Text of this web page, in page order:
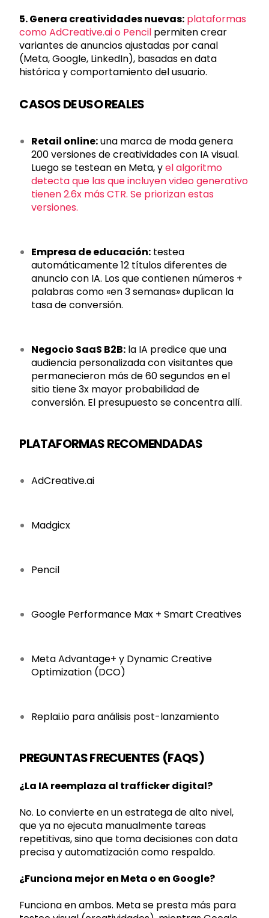
5. Genera creatividades nuevas: plataformas
como AdCreative.ai o Pencil permiten crear
variantes de anuncios ajustadas por canal
(Meta, Google, LinkedIn), basadas en data
histórica y comportamiento del usuario.
CASOS DE USO REALES
Retail online:una marca de moda genera
200 versiones de creatividades con IA visual.
Luego se testean en Meta, yel algoritmo
detecta que las que incluyen video generativo
tienen 2.6x más CTR. Se priorizan estas
versiones.
Empresa de educación: testea
automáticamente 12 títulos diferentes de
anuncio con IA. Los que contienen números +
palabras como «en 3 semanas» duplican la
tasa de conversión.
Negocio SaaS B2B: la IA predice que una
audiencia personalizada con visitantes que
permanecieron más de 60 segundos en el
sitio tiene 3x mayor probabilidad de
conversión. El presupuesto se concentra allí.
PLATAFORMAS RECOMENDADAS
AdCreative.ai
Madgicx
Pencil
Google Performance Max + Smart Creatives
Meta Advantage+ y Dynamic Creative
Optimization (DCO)
Replai.io para análisis post-lanzamiento
PREGUNTAS FRECUENTES (FAQS)
¿La IA reemplaza al trafficker digital?
No. Lo convierte en un estratega de alto nivel,
que ya no ejecuta manualmente tareas
repetitivas, sino que toma decisiones con data
precisa y automatización como respaldo.
¿Funciona mejor en Meta o en Google?
Funciona en ambos. Meta se presta más para